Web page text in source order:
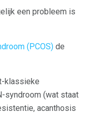
een probleem is
(PCOS) de
klassieke
syndroom (wat staat
acanthosis